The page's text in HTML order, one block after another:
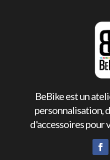
BeBike est un
personnalisation,
d'accessoires pour